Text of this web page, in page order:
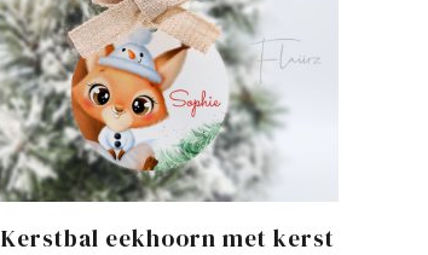
Kerstbal eekhoorn met kerst